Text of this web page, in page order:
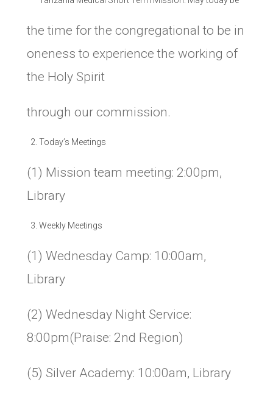
the time for the congregational to be in
oneness to experience the working of
the Holy Spirit
through our commission.
Today’s Meetings
(1) Mission team meeting: 2:00pm,
Library
Weekly Meetings
(1) Wednesday Camp: 10:00am,
Library
(2) Wednesday Night Service:
8:00pm(Praise: 2nd Region)
(5) Silver Academy: 10:00am, Library